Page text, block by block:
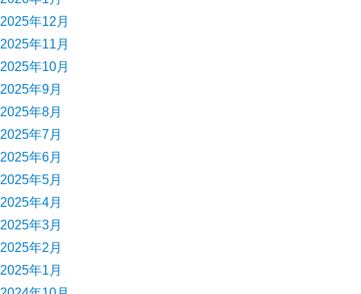
2025年12月
2025年11月
2025年10月
2025年9月
2025年8月
2025年7月
2025年6月
2025年5月
2025年4月
2025年3月
2025年2月
2025年1月